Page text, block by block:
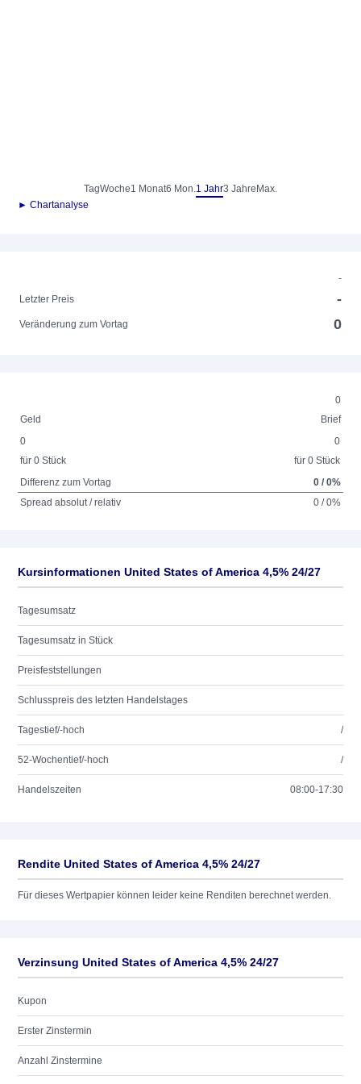
TagWoche1 Monat6 Mon.1 Jahr3 Jahre Max.
► Chartanalyse
-
Letzter Preis
-
Veränderung zum Vortag 0
0
Geld
Brief
0
für 0 Stück
0
für 0 Stück
Differenz zum Vortag
0 / 0%
Spread absolut / relativ
0 / 0%
Kursinformationen United States of America 4,5% 24/27
Tagesumsatz
Tagesumsatz in Stück
Preisfeststellungen
Schlusspreis des letzten Handelstages
Tagestief/-hoch /
52-Wochentief/-hoch /
Handelszeiten 08:00-17:30
Rendite United States of America 4,5% 24/27
Für dieses Wertpapier können leider keine Renditen berechnet werden.
Verzinsung United States of America 4,5% 24/27
Kupon
Erster Zinstermin
Anzahl Zinstermine